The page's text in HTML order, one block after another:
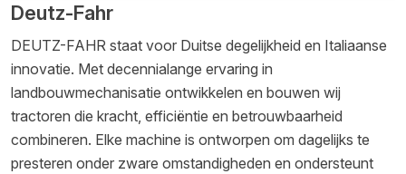
Deutz-Fahr
DEUTZ-FAHR staat voor Duitse degelijkheid en Italiaanse
innovatie. Met decennialange ervaring in
landbouwmechanisatie ontwikkelen en bouwen wij
tractoren die kracht, efficiëntie en betrouwbaarheid
combineren. Elke machine is ontworpen om dagelijks te
presteren onder zware omstandigheden en ondersteunt